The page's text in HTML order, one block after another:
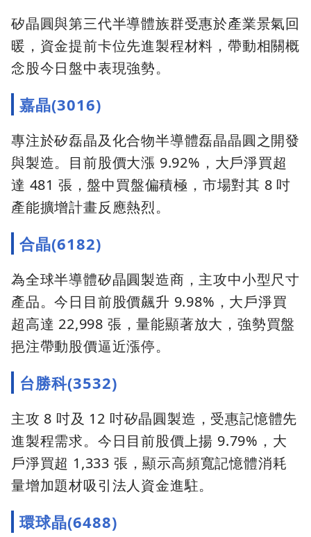
矽晶圓與第三代半導體族群受惠於產業景氣回
暖，資金提前卡位先進製程材料，帶動相關概
念股今日盤中表現強勢。
嘉晶(3016)
專注於矽磊晶及化合物半導體磊晶晶圓之開發
與製造。目前股價大漲 9.92%，大戶淨買超
達 481 張，盤中買盤偏積極，市場對其 8 吋
產能擴增計畫反應熱烈。
合晶(6182)
為全球半導體矽晶圓製造商，主攻中小型尺寸
產品。今日目前股價飆升 9.98%，大戶淨買
超高達 22,998 張，量能顯著放大，強勢買盤
挹注帶動股價逼近漲停。
台勝科(3532)
主攻 8 吋及 12 吋矽晶圓製造，受惠記憶體先
進製程需求。今日目前股價上揚 9.79%，大
戶淨買超 1,333 張，顯示高頻寬記憶體消耗
量增加題材吸引法人資金進駐。
環球晶(6488)